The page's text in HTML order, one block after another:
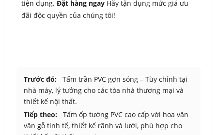
tiện dụng. Đặt hàng ngayHãy tận dụng mức giá ưu
đãi độc quyền của chúng tôi!
Trước đó:
Tấm trần PVC gợn sóng – Tùy chỉnh tại
nhà máy, lý tưởng cho các tòa nhà thương mại và
thiết kế nội thất.
Tiếp theo:
Tấm ốp tường PVC cao cấp với hoa văn
vân gỗ tinh tế, thiết kế rãnh và lưới, phù hợp cho